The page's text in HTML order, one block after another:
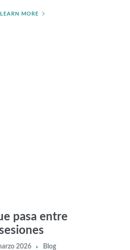
LEARN MORE
pasa entre
2026 Blog